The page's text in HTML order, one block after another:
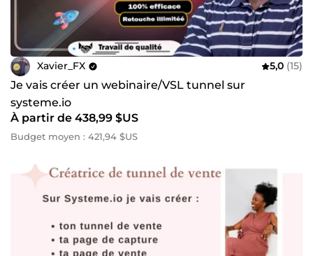
Xavier_FX 5,0 (15)
Je vais créer un webinaire/VSL tunnel sur
systeme.io
À partir de 438,99 $US
Budget moyen : 421,94 $US